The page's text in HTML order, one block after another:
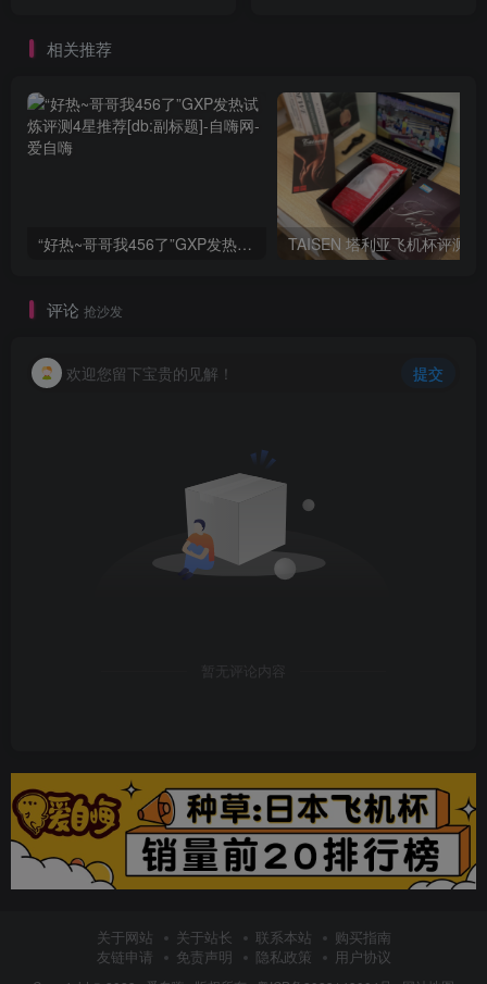
相关推荐
“好热~哥哥我456了”GXP发热试炼评测4星推荐[db:副标题]
评论 抢沙发
欢迎您留下宝贵的见解！ 提交
暂无评论内容
关于网站 关于站长 联系本站
购买指南
友链申请
免责声明 隐私政策 用户协议